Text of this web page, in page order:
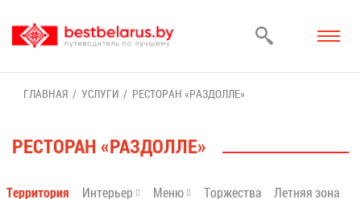
ГЛАВ­НАЯ УСЛУ­ГИ РЕ­СТО­РАН «РАЗ­ДОЛ­ЛЕ»
РЕ­СТО­РАН «РАЗ­ДОЛ­ЛЕ»
Тер­ри­то­рия Ин­те­рьер Ме­ню Тор­же­ства
Лет­няя зо­на